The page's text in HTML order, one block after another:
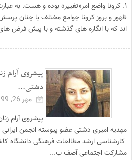
۱. کرونا واضع امر«تغییر» بوده و هست. به
ظهور و بروز کرونا جوامع مختلف با چنان
اند که با انگاره های گذشته و با پیش فرض
پیشروی آرام
دشتی...
مهر 26, 1399
پیشروی آرام
مهدیه امیری دشتی عضو پیوسته انجمن
کارشناسی ارشد مطالعات فرهنگی دانشگاه
مشارکت اجتماعی آصف ب...